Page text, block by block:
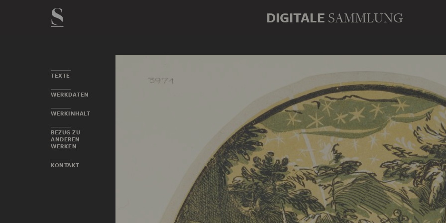
DIGITALE SAMMLUNG
TEXTE
WERKDATEN
WERKINHALT
BEZUG ZU
ANDEREN
WERKEN
KONTAKT